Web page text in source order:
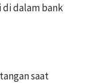
di dalam bank
saat